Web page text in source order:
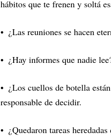
hábitos que te frenen y soltá
¿Las reuniones se hacen
¿Hay informes que nadie
¿Los cuellos de botella
responsable de decidir.
¿Quedaron tareas